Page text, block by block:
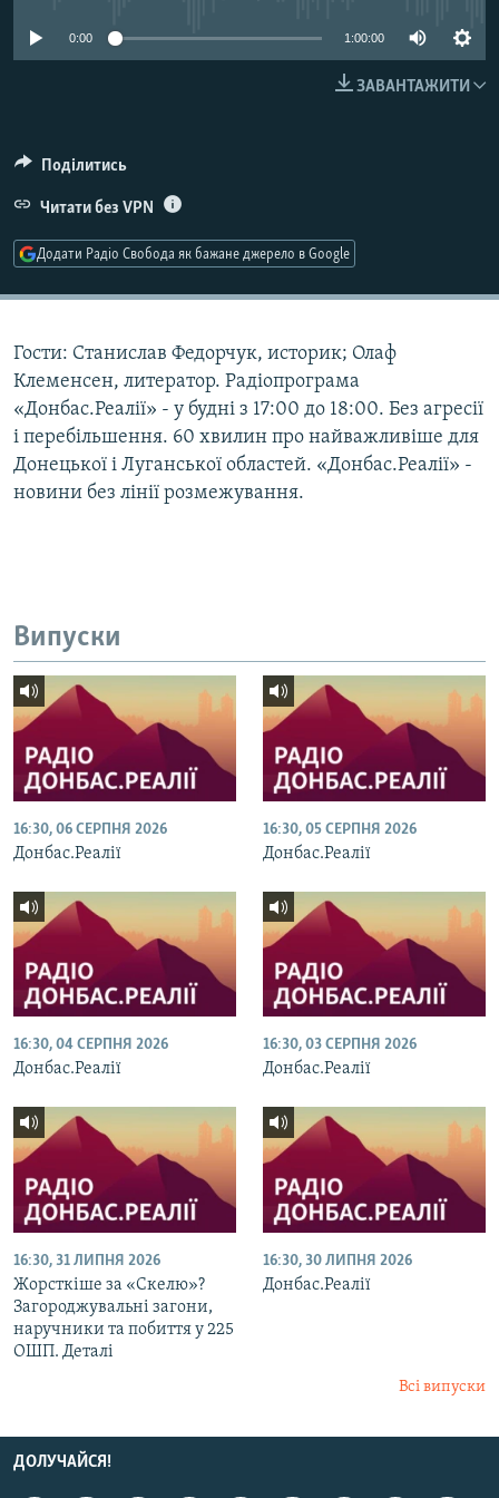
ФОТО
КРИМ РЕАЛІЇ
УКР
ДОЛУЧАЙСЯ!
0:00 1:00:00
ЗАВАНТАЖИТИ
Поділитись
Читати без VPN
Додати Радіо Свобода як бажане джерело в Google
Гости: Станислав Федорчук, историк; Олаф
Клеменсен, литератор. Радіопрограма
«Донбас.Реалії» - у будні з 17:00 до 18:00. Без агресії
і перебільшення. 60 хвилин про найважливіше для
Донецької і Луганської областей. «Донбас.Реалії» -
новини без лінії розмежування.
Випуски
16:30, 06 СЕРПНЯ 2026
Донбас.Реалії
16:30, 05 СЕРПНЯ 2026
Донбас.Реалії
16:30, 04 СЕРПНЯ 2026
Донбас.Реалії
16:30, 03 СЕРПНЯ 2026
Донбас.Реалії
16:30, 31 ЛИПНЯ 2026
Жорсткіше за «Скелю»?
Загороджувальні загони,
наручники та побиття у 225
ОШП. Деталі
16:30, 30 ЛИПНЯ 2026
Донбас.Реалії
Всі випуски
ДОЛУЧАЙСЯ!